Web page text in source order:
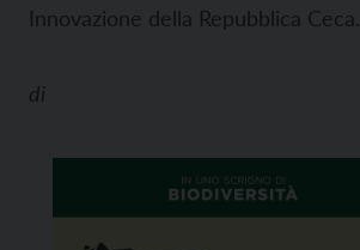
Innovazione della Repubblica Ceca.
di